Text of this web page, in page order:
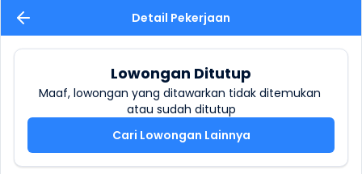
Detail Pekerjaan
Lowongan Ditutup
Maaf, lowongan yang ditawarkan tidak ditemukan
atau sudah ditutup
Cari Lowongan Lainnya